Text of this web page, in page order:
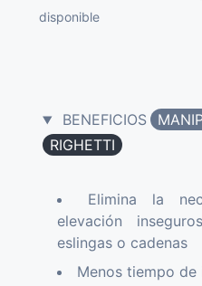
disponible
BENEFICIOS
RIGHETTI
Elimina la
elevación
eslingas o cadenas
Menos tiempo